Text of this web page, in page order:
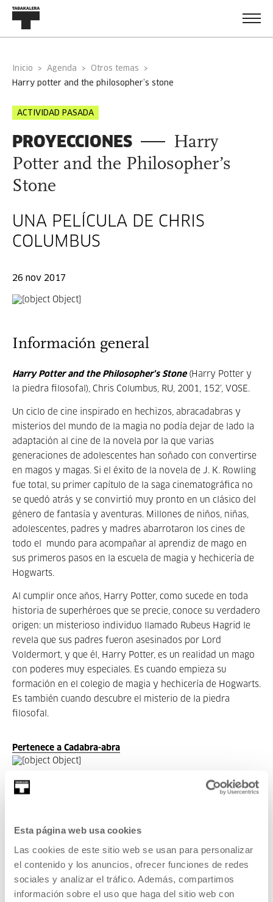
Esta página web usa cookies
Las cookies de este sitio web se usan para personalizar
el contenido y los anuncios, ofrecer funciones de redes
sociales y analizar el tráfico. Además, compartimos
información sobre el uso que haga del sitio web con
Inicio Agenda
Otros temas
harry potter and the philosopher’s stone
ACTIVIDAD PASADA
PROYECCIONES
Harry
Potter and the Philosopher’s
Stone
UNA PELÍCULA DE CHRIS
COLUMBUS
26 nov 2017
Información general
Harry Potter and the Philosopher’s Stone(Harry Potter y
la piedra filosofal), Chris Columbus, RU, 2001, 152’, VOSE.
Un ciclo de cine inspirado en hechizos, abracadabras y
misterios del mundo de la magia no podía dejar de lado la
adaptación al cine de la novela por la que varias
generaciones de adolescentes han soñado con convertirse
en magos y magas. Si el éxito de la novela de J. K. Rowling
fue total, su primer capítulo de la saga cinematográfica no
se quedó atrás y se convirtió muy pronto en un clásico del
género de fantasía y aventuras. Millones de niños, niñas,
adolescentes, padres y madres abarrotaron los cines de
todo el mundo para acompañar al aprendiz de mago en
sus primeros pasos en la escuela de magia y hechicería de
Hogwarts.
Al cumplir once años, Harry Potter, como sucede en toda
historia de superhéroes que se precie, conoce su verdadero
origen: un misterioso individuo llamado Rubeus Hagrid le
revela que sus padres fueron asesinados por Lord
Voldermort, y que él, Harry Potter, es un realidad un mago
con poderes muy especiales. Es cuando empieza su
formación en el colegio de magia y hechicería de Hogwarts.
Es también cuando descubre el misterio de la piedra
filosofal.
Pertenece a Cadabra-abra
con la magia, lo oculto, la espiritualidad, los rituales, lo
sagrado, los conjuros y las apariciones-desapariciones.